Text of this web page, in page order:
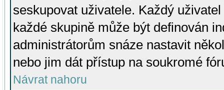
seskupovat uživatele. Každý
každé skupině může být definován
administrátorům snáze nastavit
nebo jim dát přístup na soukromé
Návrat nahoru